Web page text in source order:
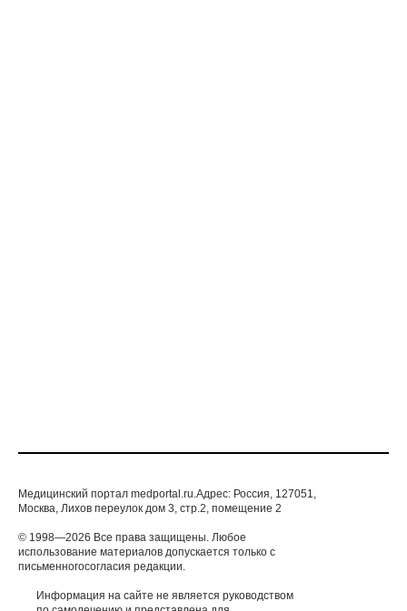
Медицинский портал medportal.ru.Адрес: Россия, 127051,
Москва, Лихов переулок дом 3, стр.2, помещение 2
© 1998—2026 Все права защищены. Любое
использование материалов допускается только с
письменногосогласия редакции.
Информация на сайте не является руководством